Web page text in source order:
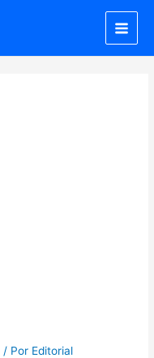
/ Por Editorial